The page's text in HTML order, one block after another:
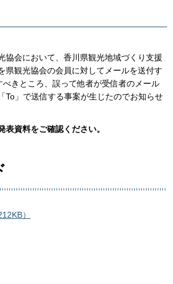
協会において、香川県観光地域づくり支援
県観光協会の会員に対してメールを送付す
きところ、誤って他者が受信者のメール
To」で送信する事案が生じたのでお知らせ
表資料をご確認ください。
）